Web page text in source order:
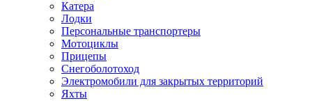
Катера
Лодки
Персональные транспортеры
Мотоциклы
Прицепы
Снегоболотоход
Электромобили для закрытых территорий
Яхты